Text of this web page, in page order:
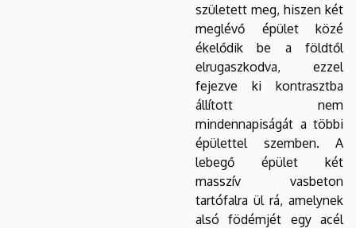
született meg, hiszen két
meglévő épület közé
ékelődik be a földtől
elrugaszkodva, ezzel
fejezve ki kontrasztba
állított nem
mindennapiságát a többi
épülettel szemben. A
lebegő épület két
masszív vasbeton
tartófalra ül rá, amelynek
alsó födémjét egy acél